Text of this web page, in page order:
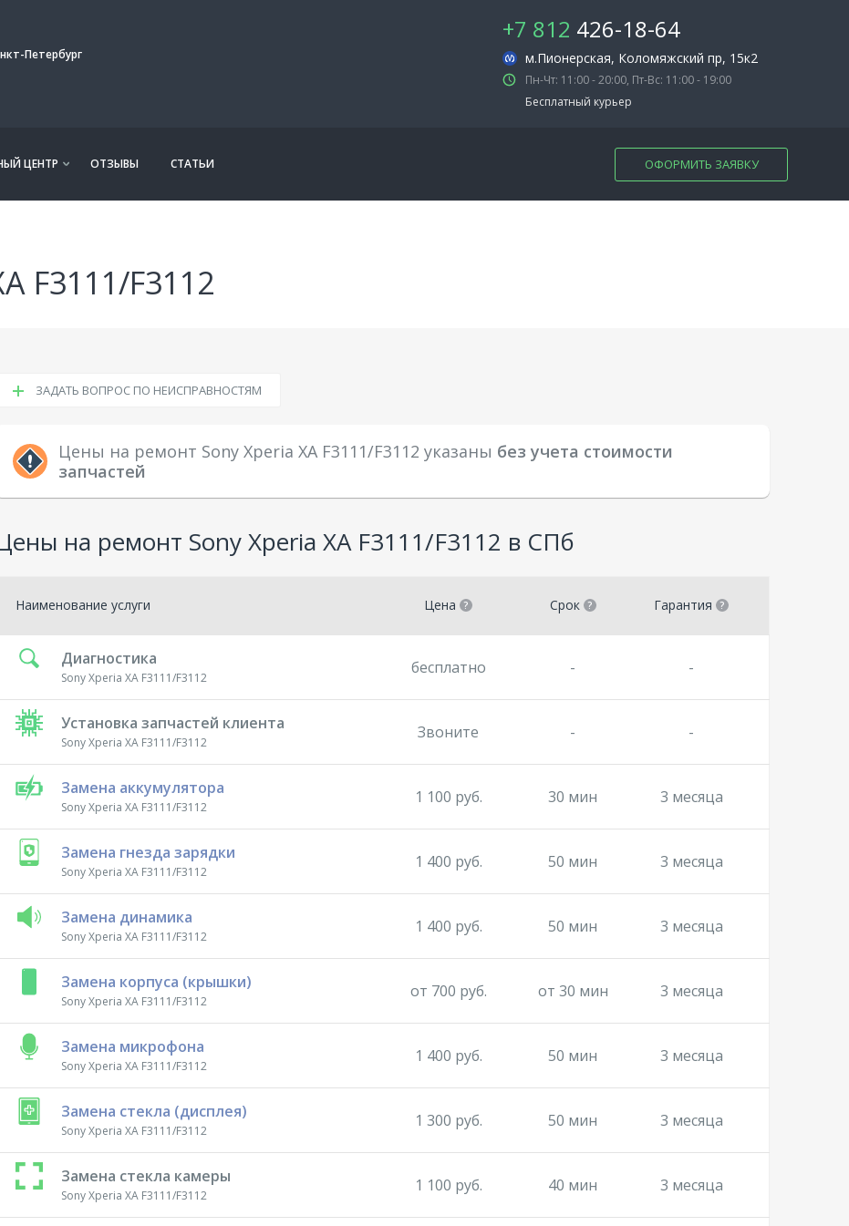
Петербург
+7 812 426-18-64
м.Пионерская, Коломяжский пр, 15к2
Пн-Чт: 11:00 - 20:00, Пт-Вс: 11:00 - 19:00
Бесплатный курьер
ЦЕНТР ОТЗЫВЫ СТАТЬИ ОФОРМИТЬ ЗАЯВКУ
F3111/F3112
ЗАДАТЬ ВОПРОС ПО НЕИСПРАВНОСТЯМ
Цены на ремонт Sony Xperia XA F3111/F3112 указаны без учета стоимости
запчастей
на ремонт Sony Xperia XA F3111/F3112 в СПб
Наименование услуги Цена Срок Гарантия
Диагностика
Sony Xperia XA F3111/F3112
бесплатно - -
Установка запчастей клиента
Sony Xperia XA F3111/F3112
Звоните - -
Замена аккумулятора
Sony Xperia XA F3111/F3112
1 100 руб. 30 мин 3 месяца
Замена гнезда зарядки
Sony Xperia XA F3111/F3112
1 400 руб. 50 мин 3 месяца
Замена динамика
Sony Xperia XA F3111/F3112
1 400 руб. 50 мин 3 месяца
Замена корпуса (крышки)
Sony Xperia XA F3111/F3112
от 700 руб. от 30 мин 3 месяца
Замена микрофона
Sony Xperia XA F3111/F3112
1 400 руб. 50 мин 3 месяца
Замена стекла (дисплея)
Sony Xperia XA F3111/F3112
1 300 руб. 50 мин 3 месяца
Замена стекла камеры
Sony Xperia XA F3111/F3112
1 100 руб. 40 мин 3 месяца